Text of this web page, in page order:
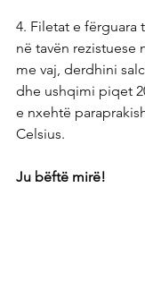
4. Filetat e
në tavën rezistuese
me vaj, derdhini
dhe ushqimi piqet
e nxehtë
Celsius.
Ju bëftë mirë!